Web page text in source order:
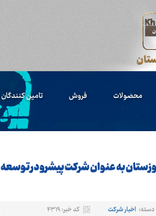
محصولات فروش تامین کنندگان
به عنوان شرکت پیشرو در توسعه
دسته: اخبار شرکت کد خبر: ۴۳۱۹